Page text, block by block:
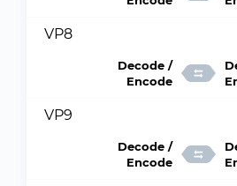
VP8
Decode /
Encode
VP9
Decode /
Encode